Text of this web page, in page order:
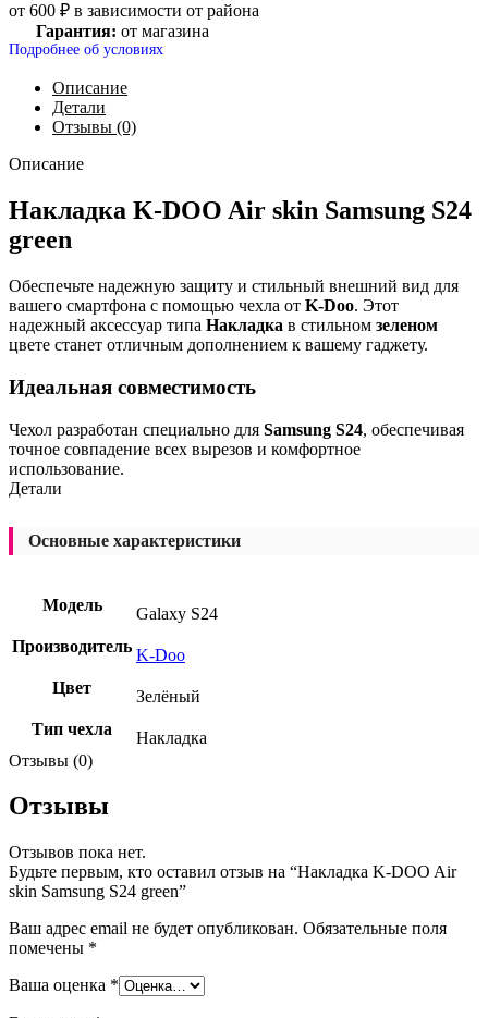
от 600 ₽ в зависимости от района
Гарантия: от магазина
Подробнее об условиях
Описание
Детали
Отзывы (0)
Описание
Накладка K-DOO Air skin Samsung S24
green
Обеспечьте надежную защиту и стильный внешний вид для
вашего смартфона с помощью чехла от K-Doo. Этот
надежный аксессуар типа Накладка в стильном зеленом
цвете станет отличным дополнением к вашему гаджету.
Идеальная совместимость
Чехол разработан специально для Samsung S24, обеспечивая
точное совпадение всех вырезов и комфортное
использование.
Детали
Основные характеристики
Модель
Galaxy S24
Производитель K-Doo
Цвет
Зелёный
Тип чехла
Накладка
Отзывы (0)
Отзывы
Отзывов пока нет.
Будьте первым, кто оставил отзыв на “Накладка K-DOO Air
skin Samsung S24 green”
Ваш адрес email не будет опубликован. Обязательные поля
помечены *
Ваша оценка *